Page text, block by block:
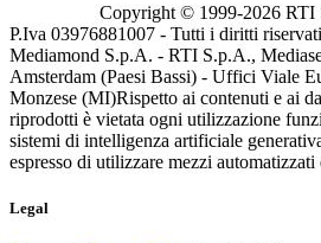
Copyright © 1999-2026 RTI
P.Iva 03976881007 - Tutti i diritti
Mediamond S.p.A. - RTI S.p.A.,
Amsterdam (Paesi Bassi) - Uffici Viale
Monzese (MI)Rispetto ai contenuti e ai
riprodotti è vietata ogni utilizzazione
sistemi di intelligenza artificiale
espresso di utilizzare mezzi automatizzati
Legal